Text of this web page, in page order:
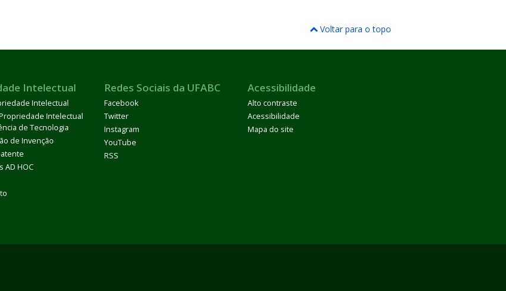
Voltar para o topo
Intelectual
Intelectual
Intelectual
de Tecnologia
de Invenção
AD HOC
Redes Sociais da UFABC
Facebook
Twitter
Instagram
YouTube
RSS
Acessibilidade
Alto contraste
Acessibilidade
Mapa do site